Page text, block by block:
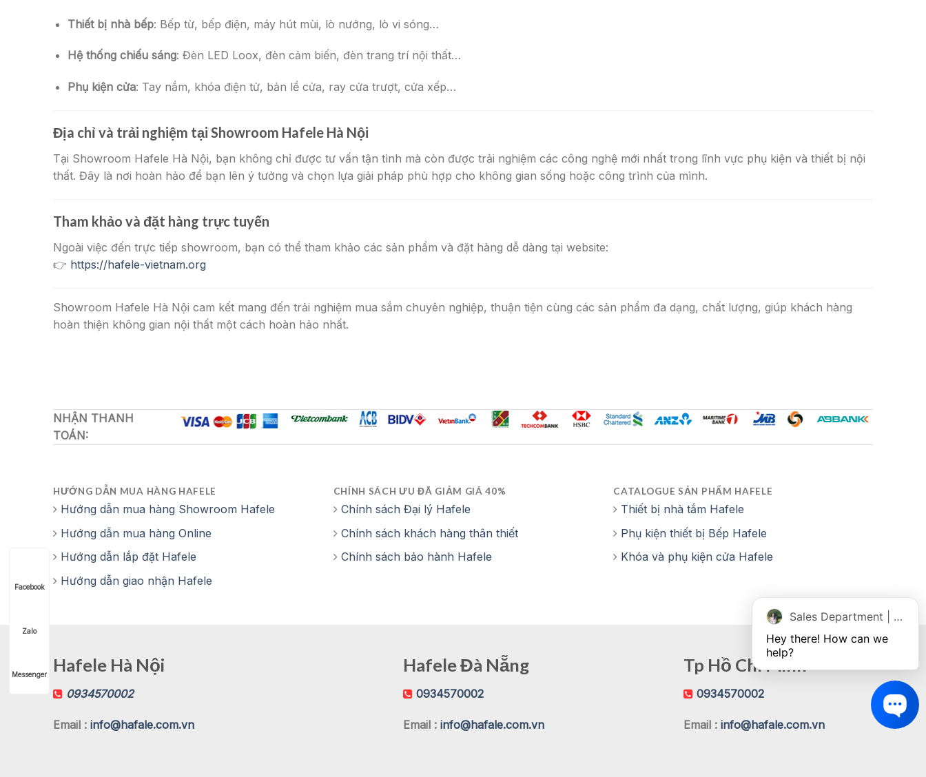
Thiết bị nhà bếp: Bếp từ, bếp điện, máy hút mùi, lò nướng, lò vi sóng…
Hệ thống chiếu sáng: Đèn LED Loox, đèn cảm biến, đèn trang trí nội thất…
Phụ kiện cửa: Tay nắm, khóa điện tử, bản lề cửa, ray cửa trượt, cửa xếp…
Địa chỉ và trải nghiệm tại Showroom Hafele Hà Nội
Tại Showroom Hafele Hà Nội, bạn không chỉ được tư vấn tận tình mà còn được trải nghiệm các công nghệ mới nhất trong lĩnh vực phụ kiện và thiết bị nội
thất. Đây là nơi hoàn hảo để bạn lên ý tưởng và chọn lựa giải pháp phù hợp cho không gian sống hoặc công trình của mình.
Tham khảo và đặt hàng trực tuyến
Ngoài việc đến trực tiếp showroom, bạn có thể tham khảo các sản phẩm và đặt hàng dễ dàng tại website:
👉 https://hafele-vietnam.org
Showroom Hafele Hà Nội cam kết mang đến trải nghiệm mua sắm chuyên nghiệp, thuận tiện cùng các sản phẩm đa dạng, chất lượng, giúp khách hàng
hoàn thiện không gian nội thất một cách hoàn hảo nhất.
NHẬN THANH
TOÁN:
HƯỚNG DẪN MUA HÀNG HAFELE
Hướng dẫn mua hàng Showroom Hafele
Hướng dẫn mua hàng Online
Hướng dẫn lắp đặt Hafele
Hướng dẫn giao nhận Hafele
CHÍNH SÁCH ƯU ĐÃ GIẢM GIÁ 40%
Chính sách Đại lý Hafele
Chính sách khách hàng thân thiết
Chính sách bảo hành Hafele
CATALOGUE SẢN PHẨM HAFELE
Thiết bị nhà tắm Hafele
Phụ kiện thiết bị Bếp Hafele
Khóa và phụ kiện cửa Hafele
Hafele Hà Nội
0934570002
Email : info@hafale.com.vn
Hafele Đà Nẵng
0934570002
Email :info@hafale.com.vn
Tp Hồ Chí Minh
0934570002
Email : info@hafale.com.vn
Facebook
Zalo
Messenger
Sales Department | Chat online
Hey there! How can we
help?